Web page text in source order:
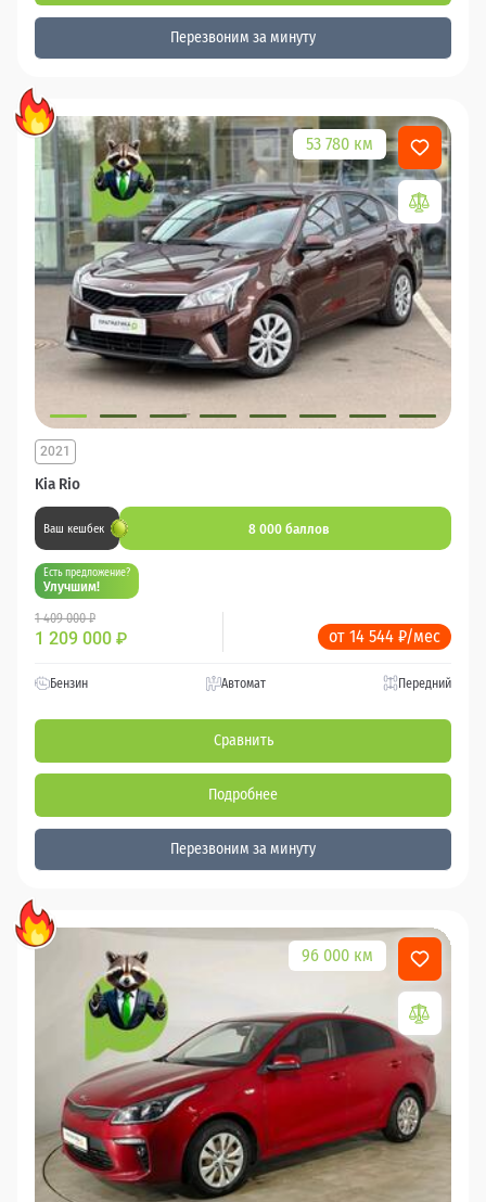
Перезвоним за минуту
53 780 км
Kia Rio
2021
Ваш кешбек 8 000 баллов
Есть предложение?
Улучшим!
1 409 000 ₽
1 209 000 ₽ от 14 544 ₽/мес
Бензин Автомат Передний
Сравнить
Подробнее
Перезвоним за минуту
96 000 км